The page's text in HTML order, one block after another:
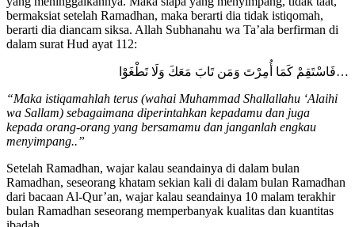
bermaksiat setelah Ramadhan, maka berarti dia tidak istiqomah,
berarti dia diancam siksa. Allah Subhanahu wa Ta’ala berfirman di
dalam surat Hud ayat 112:
فَاسْتَقِمْ كَمَا أُمِرْتَ وَمَن تَابَ مَعَكَ وَلَا تَطْغَوْا…
“Maka istiqamahlah terus (wahai Muhammad Shallallahu ‘Alaihi
wa Sallam) sebagaimana diperintahkan kepadamu dan juga
kepada orang-orang yang bersamamu dan janganlah engkau
menyimpang..”
Setelah Ramadhan, wajar kalau seandainya di dalam bulan
Ramadhan, seseorang khatam sekian kali di dalam bulan Ramadhan
dari bacaan Al-Qur’an, wajar kalau seandainya 10 malam terakhir
bulan Ramadhan seseorang memperbanyak kualitas dan kuantitas